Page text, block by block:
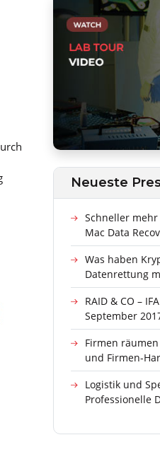
Neueste
Schneller
Mac Data
Was haben
Datenrettung
RAID & CO –
September
Firmen
und Firmen-
Logistik und
Professionelle